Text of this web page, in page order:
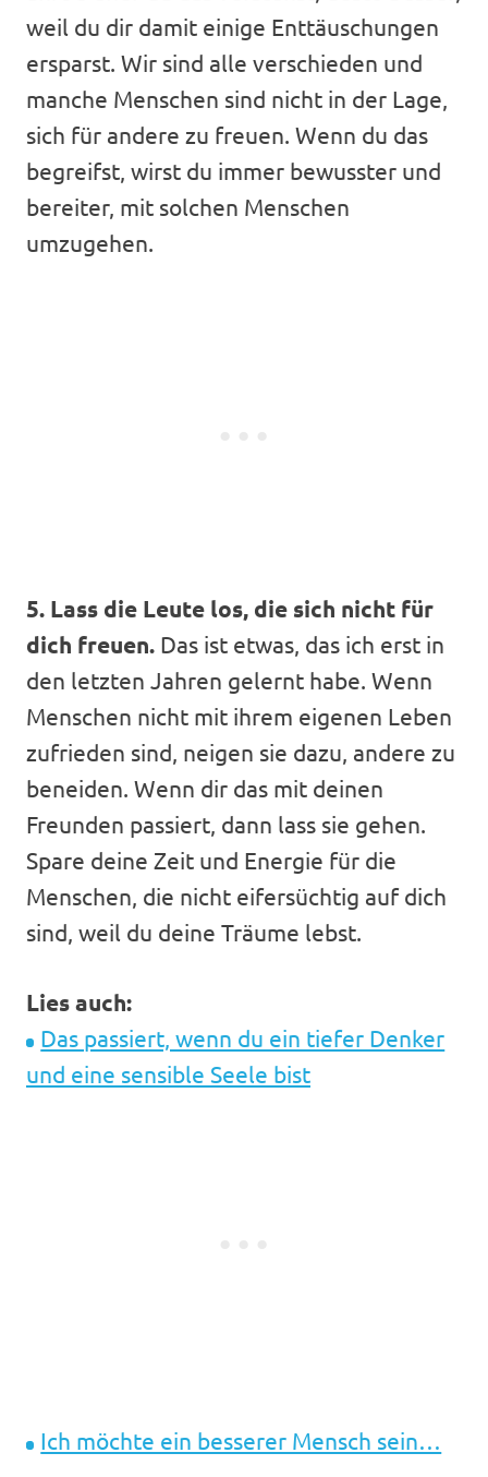
weil du dir damit einige Enttäuschungen
ersparst. Wir sind alle verschieden und
manche Menschen sind nicht in der Lage,
sich für andere zu freuen. Wenn du das
begreifst, wirst du immer bewusster und
bereiter, mit solchen Menschen
umzugehen.
5. Lass die Leute los, die sich nicht für
dich freuen. Das ist etwas, das ich erst in
den letzten Jahren gelernt habe. Wenn
Menschen nicht mit ihrem eigenen Leben
zufrieden sind, neigen sie dazu, andere zu
beneiden. Wenn dir das mit deinen
Freunden passiert, dann lass sie gehen.
Spare deine Zeit und Energie für die
Menschen, die nicht eifersüchtig auf dich
sind, weil du deine Träume lebst.
Lies auch:
Das passiert, wenn du ein tiefer Denker
und eine sensible Seele bist
Ich möchte ein besserer Mensch sein…